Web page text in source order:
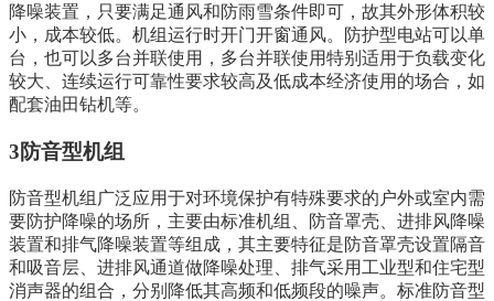
降噪装置，只要满足通风和防雨雪条件即可，故其外形体积较
小，成本较低。机组运行时开门开窗通风。防护型电站可以单
台，也可以多台并联使用，多台并联使用特别适用于负载变化
较大、连续运行可靠性要求较高及低成本经济使用的场合，如
配套油田钻机等。
3防音型机组
防音型机组广泛应用于对环境保护有特殊要求的户外或室内需
要防护降噪的场所，主要由标准机组、防音罩壳、进排风降噪
装置和排气降噪装置等组成，其主要特征是防音罩壳设置隔音
和吸音层、进排风通道做降噪处理、排气采用工业型和住宅型
消声器的组合，分别降低其高频和低频段的噪声。标准防音型